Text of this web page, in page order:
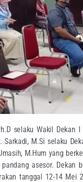
selaku Wakil Dekan
M.Si selaku
M.Hum yang
asesor. Dekan
tanggal 12-14